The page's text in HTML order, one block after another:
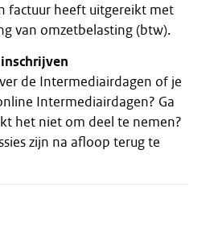
factuur heeft uitgereikt met
van omzetbelasting (btw).
de Intermediairdagen of je
Intermediairdagen? Ga
het niet om deel te nemen?
zijn na afloop terug te